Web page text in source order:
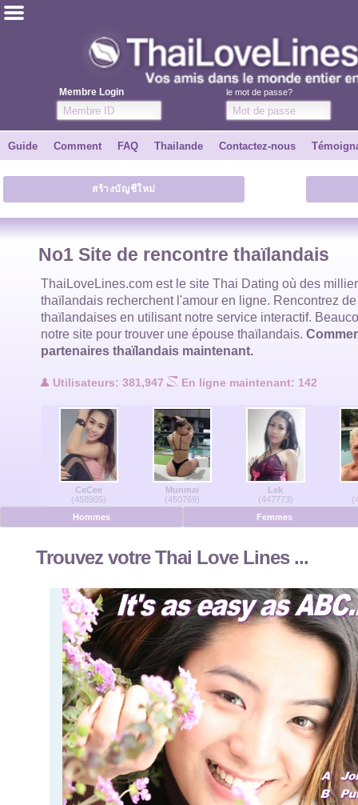
Membre Login le mot de passe?
ไทย
Témoignages
Dire à un ami
Guide
Contactez-nous
Hommes en ligne
Femmes en ligne
Allemand
Espanol
Guide Comment FAQ Thailande Contactez-nous
สร้างบัญชีใหม่
No1 Site de rencontre thaïlandais
ThaiLoveLines.com est le site Thai Dating où des
thaïlandais recherchent l'amour en ligne. Rencontrez
thaïlandaises en utilisant notre service interactif.
notre site pour trouver une épouse thaïlandais.
partenaires thaïlandais maintenant.
Utilisateurs: 381,947 En ligne maintenant: 142
CeCee
(458905)
Munmai
(450769)
Lek
(447773)
Hommes
Femmes
Trouvez votre Thai Love Lines ...